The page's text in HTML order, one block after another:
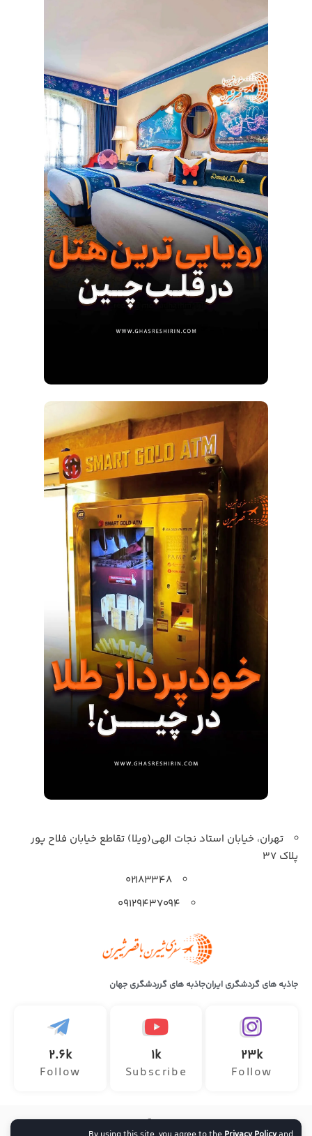
تهران، خیابان استاد نجات الهی(ویلا) تقاطع خیابان فلاح پور
پلاک 37
۰۲۱۸۳۳۴۸
۰۹۱۲۹۴۳۷۰۹۴
جاذبه های گردشگری ایرانجاذبه های گرردشگری جهان
23k
Follow
1k
Subscribe
2.6k
Follow
تمامی حقوق این وب سایت متعلق به آژانس هواپیمایی سفر ماجراجویانه